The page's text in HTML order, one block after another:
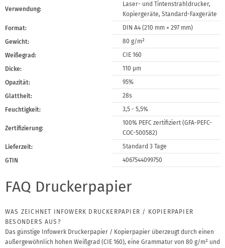
Verwendung:
Laser- und Tintenstrahldrucker,
Kopiergeräte, Standard-Faxgeräte
Format:
DIN A4 (210 mm × 297 mm)
Gewicht:
80 g/m²
Weißegrad:
CIE 160
Dicke:
110 μm
Opazität:
95%
Glattheit:
28s
Feuchtigkeit:
3,5 - 5,5%
Zertifizierung:
100% PEFC zertifiziert (GFA-PEFC-
COC-500582)
Lieferzeit:
Standard 3 Tage
GTIN
4067544099750
FAQ Druckerpapier
WAS ZEICHNET INFOWERK DRUCKERPAPIER / KOPIERPAPIER
BESONDERS AUS?
Das günstige Infowerk Druckerpapier / Kopierpapier überzeugt durch einen
außergewöhnlich hohen Weißgrad (CIE 160), eine Grammatur von 80 g/m² und